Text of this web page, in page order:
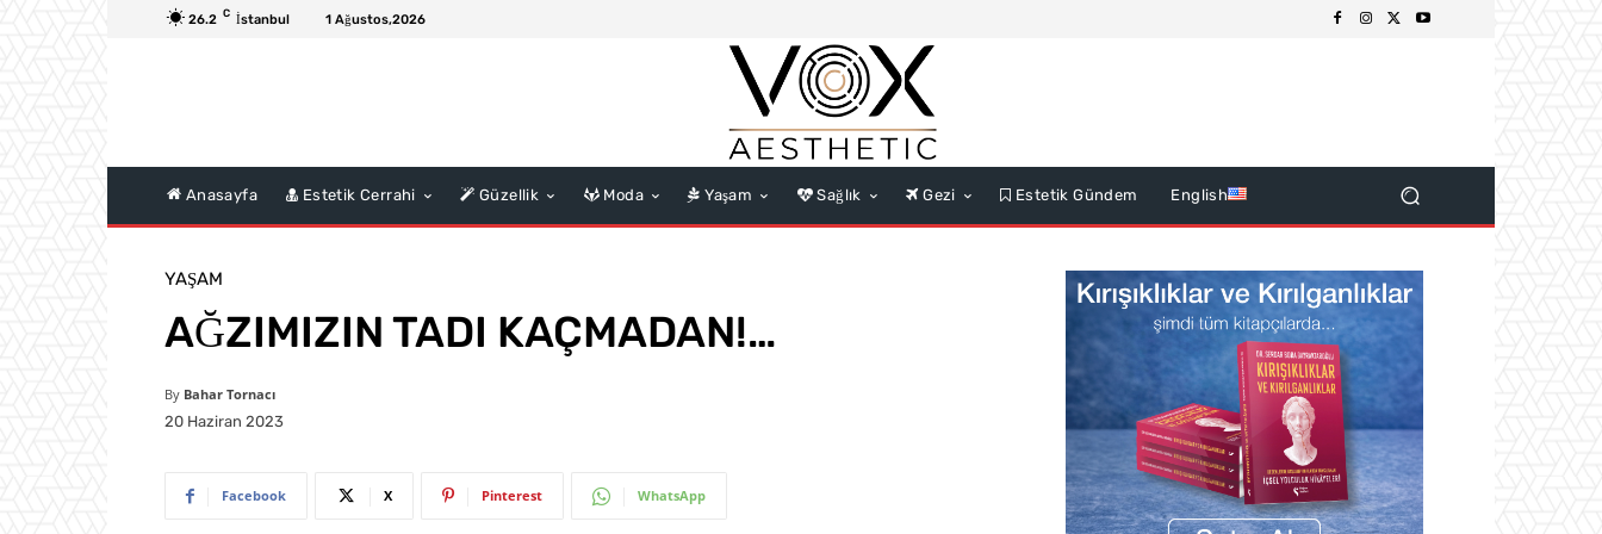
26.2 C İstanbul 1 Ağustos,2026
Anasayfa Estetik Cerrahi Güzellik Moda Yaşam Sağlık Gezi Estetik Gündem English
YAŞAM
AĞZIMIZIN TADI KAÇMADAN!…
By Bahar Tornacı
20 Haziran 2023
Facebook X Pinterest WhatsApp